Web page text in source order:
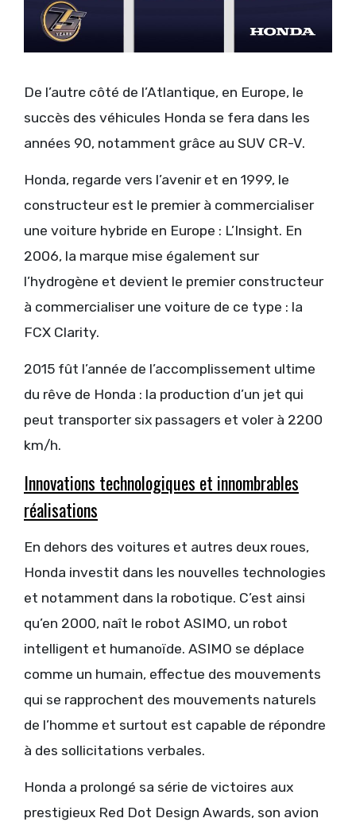
De l’autre côté de l’Atlantique, en Europe, le
succès des véhicules Honda se fera dans les
années 90, notamment grâce au SUV CR-V.
Honda, regarde vers l’avenir et en 1999, le
constructeur est le premier à commercialiser
une voiture hybride en Europe : L’Insight. En
2006, la marque mise également sur
l’hydrogène et devient le premier constructeur
à commercialiser une voiture de ce type : la
FCX Clarity.
2015 fût l’année de l’accomplissement ultime
du rêve de Honda : la production d’un jet qui
peut transporter six passagers et voler à 2200
km/h.
Innovations technologiques et innombrables
réalisations
En dehors des voitures et autres deux roues,
Honda investit dans les nouvelles technologies
et notamment dans la robotique. C’est ainsi
qu’en 2000, naît le robot ASIMO, un robot
intelligent et humanoïde. ASIMO se déplace
comme un humain, effectue des mouvements
qui se rapprochent des mouvements naturels
de l’homme et surtout est capable de répondre
à des sollicitations verbales.
Honda a prolongé sa série de victoires aux
prestigieux Red Dot Design Awards, son avion